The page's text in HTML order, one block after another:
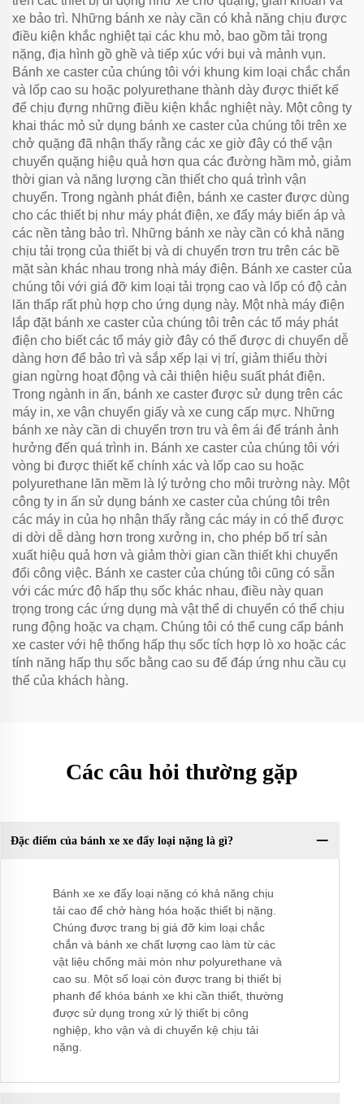
xe bảo trì. Những bánh xe này cần có khả năng chịu được
điều kiện khắc nghiệt tại các khu mỏ, bao gồm tải trọng
nặng, địa hình gồ ghề và tiếp xúc với bụi và mảnh vụn.
Bánh xe caster của chúng tôi với khung kim loại chắc chắn
và lốp cao su hoặc polyurethane thành dày được thiết kế
để chịu đựng những điều kiện khắc nghiệt này. Một công ty
khai thác mỏ sử dụng bánh xe caster của chúng tôi trên xe
chở quặng đã nhận thấy rằng các xe giờ đây có thể vận
chuyển quặng hiệu quả hơn qua các đường hầm mỏ, giảm
thời gian và năng lượng cần thiết cho quá trình vận
chuyển. Trong ngành phát điện, bánh xe caster được dùng
cho các thiết bị như máy phát điện, xe đẩy máy biến áp và
các nền tảng bảo trì. Những bánh xe này cần có khả năng
chịu tải trọng của thiết bị và di chuyển trơn tru trên các bề
mặt sàn khác nhau trong nhà máy điện. Bánh xe caster của
chúng tôi với giá đỡ kim loại tải trọng cao và lốp có độ cản
lăn thấp rất phù hợp cho ứng dụng này. Một nhà máy điện
lắp đặt bánh xe caster của chúng tôi trên các tổ máy phát
điện cho biết các tổ máy giờ đây có thể được di chuyển dễ
dàng hơn để bảo trì và sắp xếp lại vị trí, giảm thiểu thời
gian ngừng hoạt động và cải thiện hiệu suất phát điện.
Trong ngành in ấn, bánh xe caster được sử dụng trên các
máy in, xe vận chuyển giấy và xe cung cấp mực. Những
bánh xe này cần di chuyển trơn tru và êm ái để tránh ảnh
hưởng đến quá trình in. Bánh xe caster của chúng tôi với
vòng bi được thiết kế chính xác và lốp cao su hoặc
polyurethane lăn mềm là lý tưởng cho môi trường này. Một
công ty in ấn sử dụng bánh xe caster của chúng tôi trên
các máy in của họ nhận thấy rằng các máy in có thể được
di dời dễ dàng hơn trong xưởng in, cho phép bố trí sản
xuất hiệu quả hơn và giảm thời gian cần thiết khi chuyển
đổi công việc. Bánh xe caster của chúng tôi cũng có sẵn
với các mức độ hấp thụ sốc khác nhau, điều này quan
trọng trong các ứng dụng mà vật thể di chuyển có thể chịu
rung động hoặc va chạm. Chúng tôi có thể cung cấp bánh
xe caster với hệ thống hấp thụ sốc tích hợp lò xo hoặc các
tính năng hấp thụ sốc bằng cao su để đáp ứng nhu cầu cụ
thể của khách hàng.
Các câu hỏi thường gặp
Đặc điểm của bánh xe xe đẩy loại nặng là gì?
Bánh xe xe đẩy loại nặng có khả năng chịu
tải cao để chở hàng hóa hoặc thiết bị nặng.
Chúng được trang bị giá đỡ kim loại chắc
chắn và bánh xe chất lượng cao làm từ các
vật liệu chống mài mòn như polyurethane và
cao su. Một số loại còn được trang bị thiết bị
phanh để khóa bánh xe khi cần thiết, thường
được sử dụng trong xử lý thiết bị công
nghiệp, kho vận và di chuyển kệ chịu tải
nặng.